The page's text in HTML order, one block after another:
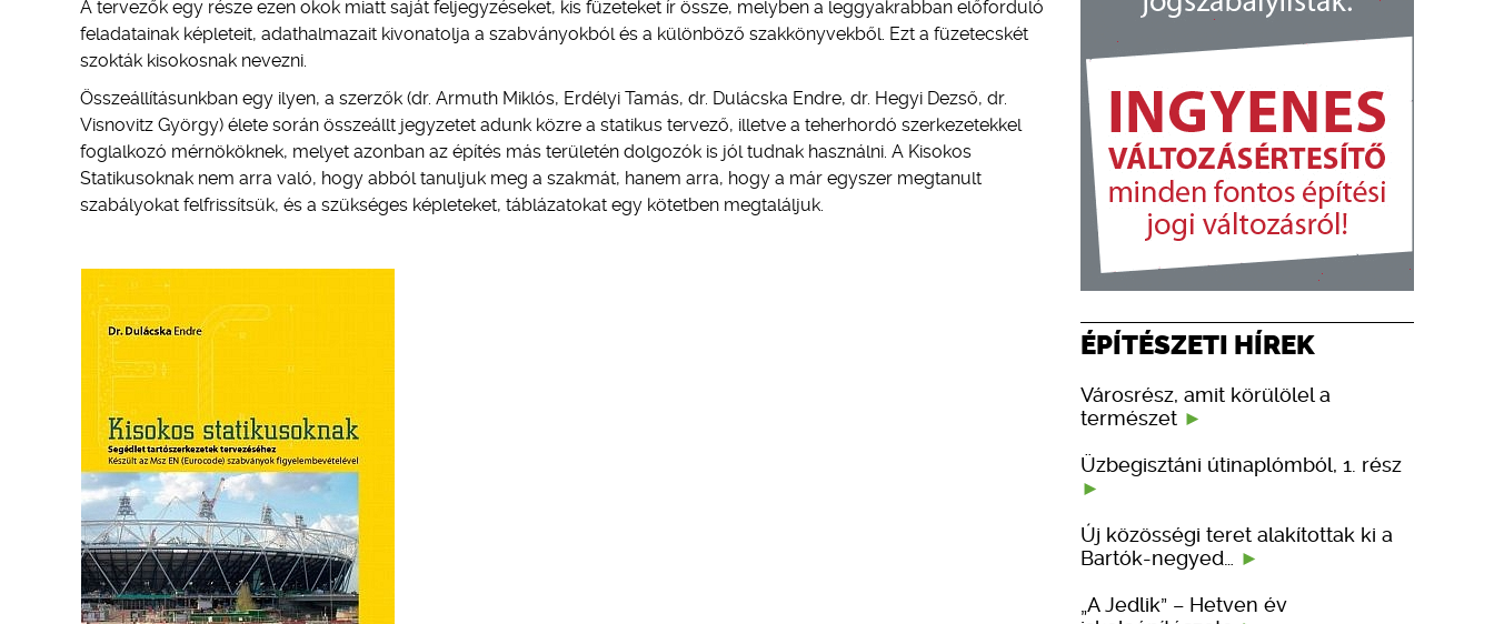
A tervezők egy része ezen okok miatt saját feljegyzéseket, kis füzeteket ír össze, melyben a leggyakrabban előforduló
feladatainak képleteit, adathalmazait kivonatolja a szabványokból és a különböző szakkönyvekből. Ezt a füzetecskét
szokták kisokosnak nevezni.
Összeállításunkban egy ilyen, a szerzők (dr. Armuth Miklós, Erdélyi Tamás, dr. Dulácska Endre, dr. Hegyi Dezső, dr.
Visnovitz György) élete során összeállt jegyzetet adunk közre a statikus tervező, illetve a teherhordó szerkezetekkel
foglalkozó mérnököknek, melyet azonban az építés más területén dolgozók is jól tudnak használni. A Kisokos
Statikusoknak nem arra való, hogy abból tanuljuk meg a szakmát, hanem arra, hogy a már egyszer megtanult
szabályokat felfrissítsük, és a szükséges képleteket, táblázatokat egy kötetben megtaláljuk.
ÉPÍTÉSZETI HÍREK
Városrész, amit körülölel a
természet
Üzbegisztáni útinaplómból, 1. rész
Új közösségi teret alakítottak ki a
Bartók-negyed…
„A Jedlik” – Hetven év